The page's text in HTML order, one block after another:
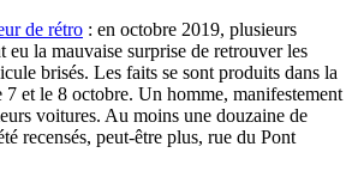
de rétro : en octobre 2019, plusieurs
eu la mauvaise surprise de retrouver les
brisés. Les faits se sont produits dans la
et le 8 octobre. Un homme, manifestement
voitures. Au moins une douzaine de
recensés, peut-être plus, rue du Pont